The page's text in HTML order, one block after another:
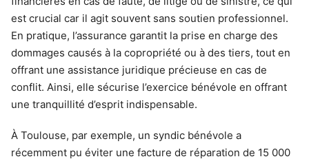
est crucial car il agit souvent sans soutien professionnel.
En pratique, l’assurance garantit la prise en charge des
dommages causés à la copropriété ou à des tiers, tout en
offrant une assistance juridique précieuse en cas de
conflit. Ainsi, elle sécurise l’exercice bénévole en offrant
une tranquillité d’esprit indispensable.
À Toulouse, par exemple, un syndic bénévole a
récemment pu éviter une facture de réparation de 15 000